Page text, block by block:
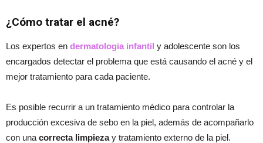
¿Cómo tratar el acné?
Los expertos en dermatologia infantil y adolescente son los
encargados detectar el problema que está causando el acné y el
mejor tratamiento para cada paciente.
Es posible recurrir a un tratamiento médico para controlar la
producción excesiva de sebo en la piel, además de acompañarlo
con una correcta limpiezay tratamiento externo de la piel.